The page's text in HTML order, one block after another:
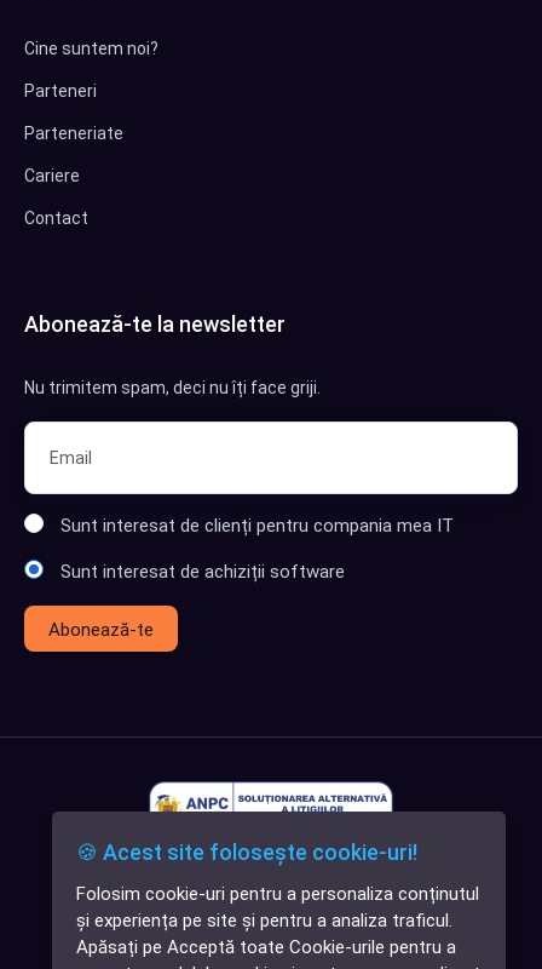
✕
Cauți o aplicație
software?
Cine suntem noi?
Parteneri
Parteneriate
Cariere
Contact
Abonează-te la newsletter
Nu trimitem spam, deci nu îți face griji.
Sunt interesat de clienți pentru compania mea IT
Sunt interesat de achiziții software
Abonează-te
🍪 Acest site folosește cookie-uri!
Folosim cookie-uri pentru a personaliza conținutul
și experiența pe site și pentru a analiza traficul.
Apăsați pe Acceptă toate Cookie-urile pentru a